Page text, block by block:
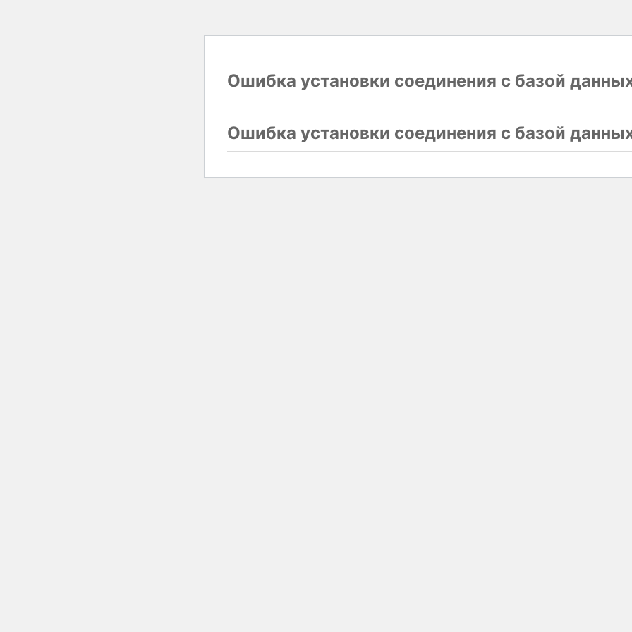
Ошибка установки соединения с базой
Ошибка установки соединения с базой